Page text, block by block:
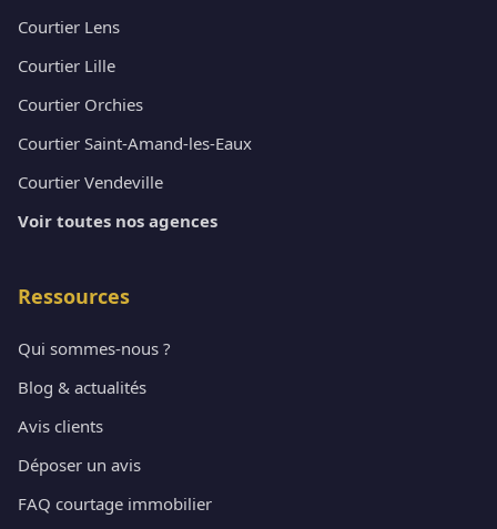
Courtier Lens
Courtier Lille
Courtier Orchies
Courtier Saint-Amand-les-Eaux
Courtier Vendeville
Voir toutes nos agences
Ressources
Qui sommes-nous ?
Blog & actualités
Avis clients
Déposer un avis
FAQ courtage immobilier